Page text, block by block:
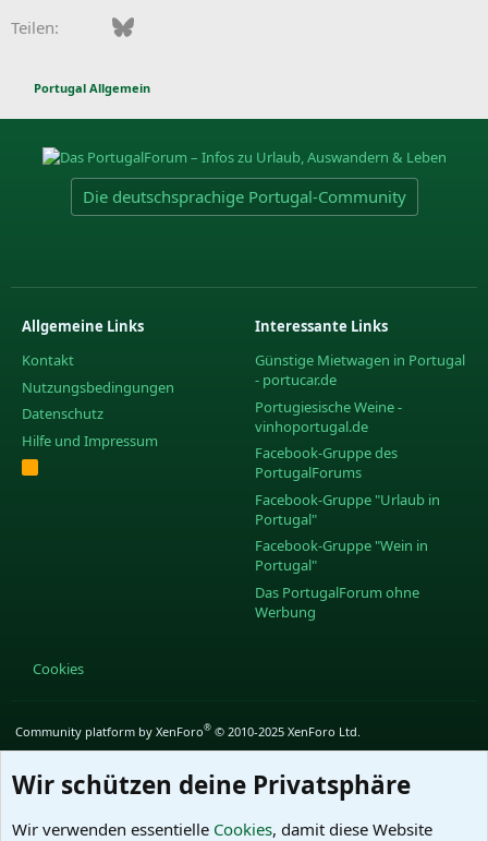
Teilen: FacebookBluesky
Portugal Allgemein
Die deutschsprachige Portugal-Community
Allgemeine Links
Kontakt
Nutzungsbedingungen
Datenschutz
Hilfe und Impressum
R
Interessante Links
Günstige Mietwagen in Portugal
- portucar.de
Portugiesische Weine -
vinhoportugal.de
Facebook-Gruppe des
PortugalForums
Facebook-Gruppe "Urlaub in
Portugal"
Facebook-Gruppe "Wein in
Portugal"
Das PortugalForum ohne
Werbung
Cookies
Community platform by XenForo® © 2010-2025 XenForo Ltd.
Wir schützen deine Privatsphäre
Wir verwenden essentielle Cookies, damit diese Website